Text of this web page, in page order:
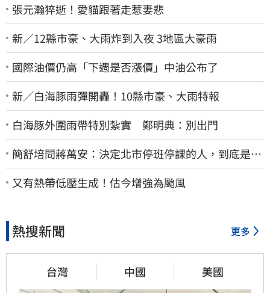
張元瀚猝逝！愛貓跟著走惹妻悲
新／12縣市豪、大雨炸到入夜 3地區大豪雨
國際油價仍高「下週是否漲價」中油公布了
新／白海豚雨彈開轟！10縣市豪、大雨特報
白海豚外圍雨帶特別紮實 鄭明典：別出門
簡舒培問蔣萬安：決定北市停班停課的人，到底是台
北市長，還是氣象署？
又有熱帶低壓生成！估今增強為颱風
熱搜新聞 更多
台灣 中國 美國